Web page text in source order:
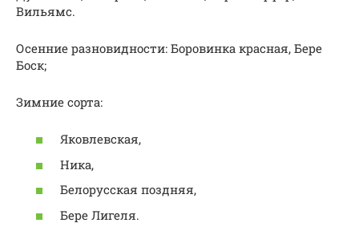
Вильямс.
Осенние разновидности: Боровинка красная, Бере
Боск;
Зимние сорта:
Яковлевская,
Ника,
Белорусская поздняя,
Бере Лигеля.